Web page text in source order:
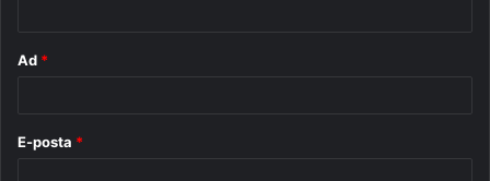
Ad *
E-posta *